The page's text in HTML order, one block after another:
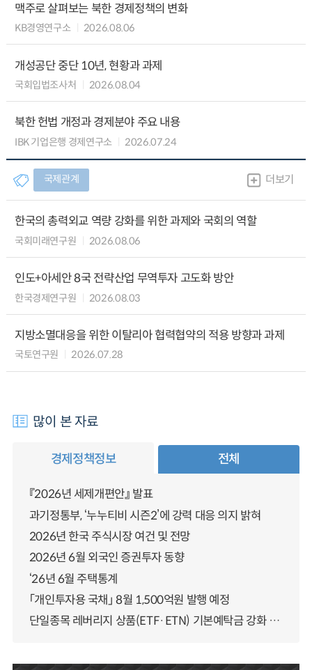
맥주로 살펴보는 북한 경제정책의 변화
KB경영연구소 2026.08.06
개성공단 중단 10년, 현황과 과제
국회입법조사처 2026.08.04
북한 헌법 개정과 경제분야 주요 내용
IBK 기업은행 경제연구소 2026.07.24
국제관계 더보기
한국의 총력외교 역량 강화를 위한 과제와 국회의 역할
국회미래연구원 2026.08.06
인도+아세안 8국 전략산업 무역투자 고도화 방안
한국경제연구원 2026.08.03
지방소멸대응을 위한 이탈리아 협력협약의 적용 방향과 과제
국토연구원 2026.07.28
많이 본 자료
경제정책정보 전체
『2026년 세제개편안』 발표
과기정통부, ‘누누티비 시즌2’에 강력 대응 의지 밝혀
2026년 한국 주식시장 여건 및 전망
2026년 6월 외국인 증권투자 동향
‘26년 6월 주택통계
「개인투자용 국채」 8월 1,500억원 발행 예정
단일종목 레버리지 상품(ETF·ETN) 기본예탁금 강화 조기시행 방안 안내